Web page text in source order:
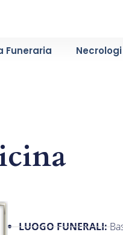
Funeraria Necrologi
LUOGO FUNERALI: